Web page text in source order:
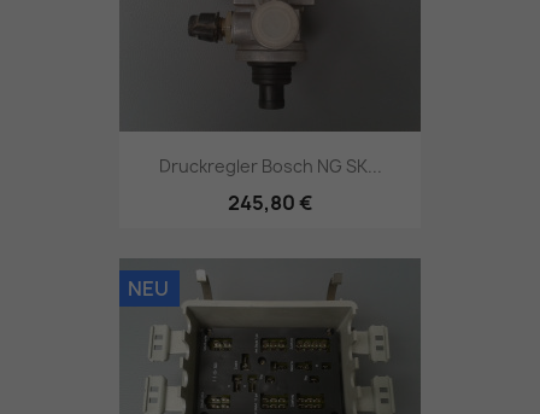
Druckregler Bosch NG SK...
245,80 €
NEU